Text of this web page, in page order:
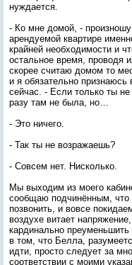
нуждается.
- Ко мне домой, -
арендуемой квартире
крайней необходимости и
остальное время, проводя
скорее считаю домом то
и я обязательно признаюсь
сейчас. - Если только ты
разу там не была, но…
- Это ничего.
- Так ты не возражаешь?
- Совсем нет. Нисколько.
Мы выходим из моего
сообщаю подчинённым,
позвонить, и вовсе
воздухе витает
кардинально
в том, что Белла,
идти, просто следует за
соответствии с моими